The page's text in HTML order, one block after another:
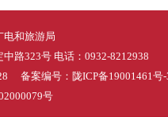
电和旅游局
路323号 电话：0932-8212938
备案编号： 陇ICP备19001461号
号